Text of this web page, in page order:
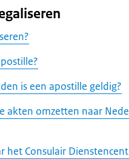
is een apostille geldig?
akten omzetten naar
het Consulair